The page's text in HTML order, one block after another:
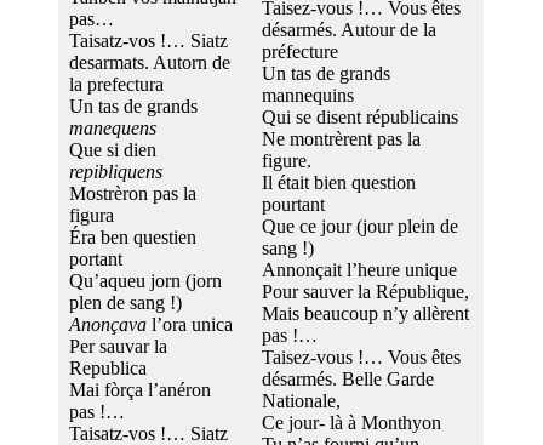
pas…
Taisatz-vos !… Siatz
desarmats. Autorn de
la prefectura
Un tas de grands
manequens
Que si dien
repibliquens
Mostrèron pas la
figura
Éra ben questien
portant
Qu’aqueu jorn (jorn
plen de sang !)
Anonçava l’ora unica
Per sauvar la
Republica
Mai fòrça l’anéron
pas !…
Taisatz-vos !… Siatz
Taisez-vous !… Vous êtes
désarmés. Autour de la
préfecture
Un tas de grands
mannequins
Qui se disent républicains
Ne montrèrent pas la
figure.
Il était bien question
pourtant
Que ce jour (jour plein de
sang !)
Annonçait l’heure unique
Pour sauver la République,
Mais beaucoup n’y allèrent
pas !…
Taisez-vous !… Vous êtes
désarmés. Belle Garde
Nationale,
Ce jour- là à Monthyon